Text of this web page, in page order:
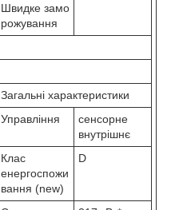
Швидке замо
рожування
Загальні характеристики
Управління
сенсорне
внутрішнє
Клас
енергоспожи
вання (new)
D